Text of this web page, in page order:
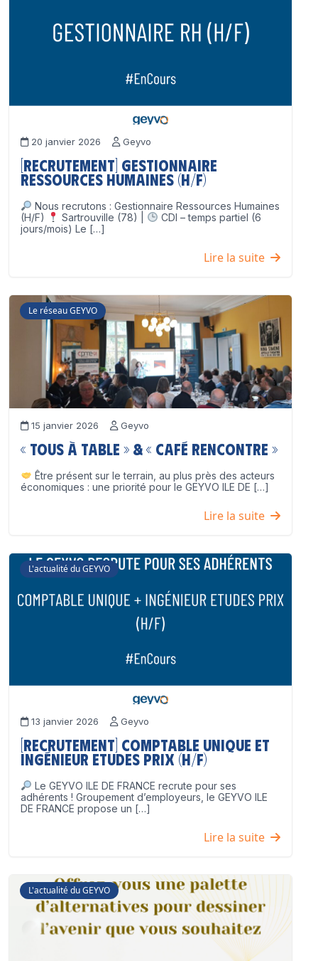
20 janvier 2026 Geyvo
[Recrutement] Gestionnaire
Ressources Humaines (H/F)
Nous recrutons : Gestionnaire Ressources Humaines
(H/F)
Sartrouville (78) |
CDI – temps partiel (6
jours/mois) Le […]
Lire la suite
Le réseau GEYVO
15 janvier 2026 Geyvo
« Tous à table » & « Café Rencontre »
Être présent sur le terrain, au plus près des acteurs
économiques : une priorité pour le GEYVO ILE DE […]
Lire la suite
L'actualité du GEYVO
13 janvier 2026 Geyvo
[Recrutement] Comptable unique et
Ingénieur Etudes Prix (H/F)
Le GEYVO ILE DE FRANCE recrute pour ses
adhérents ! Groupement d’employeurs, le GEYVO ILE
DE FRANCE propose un […]
Lire la suite
L'actualité du GEYVO